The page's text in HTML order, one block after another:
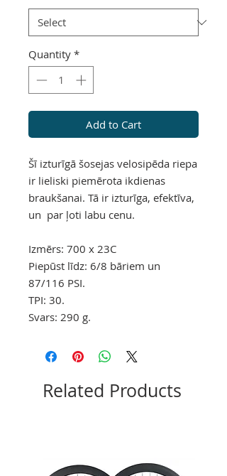
Quantity *
Add to Cart
Šī izturīgā šosejas velosipēda riepa
ir lieliski piemērota ikdienas
braukšanai. Tā ir izturīga, efektīva,
un par ļoti labu cenu.
Izmērs: 700 x 23C
Piepūst līdz: 6/8 bāriem un
87/116 PSI.
TPI: 30.
Svars: 290 g.
Related Products